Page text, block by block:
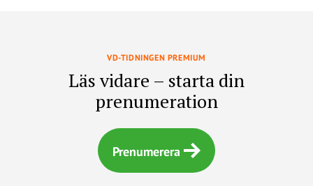
VD-TIDNINGEN PREMIUM
Läs vidare – starta din
prenumeration
Prenumerera